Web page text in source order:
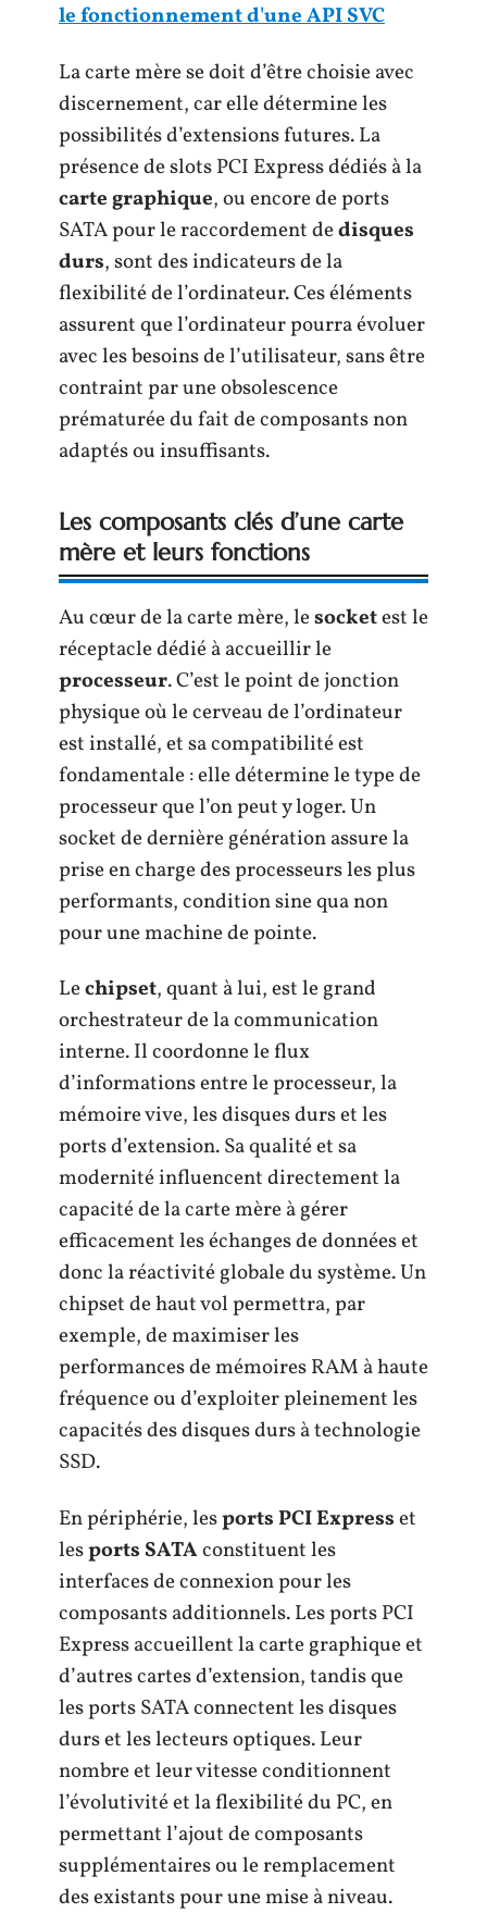
le fonctionnement d'une API SVC
La carte mère se doit d’être choisie avec
discernement, car elle détermine les
possibilités d’extensions futures. La
présence de slots PCI Express dédiés à la
carte graphique, ou encore de ports
SATA pour le raccordement dedisques
durs, sont des indicateurs de la
flexibilité de l’ordinateur. Ces éléments
assurent que l’ordinateur pourra évoluer
avec les besoins de l’utilisateur, sans être
contraint par une obsolescence
prématurée du fait de composants non
adaptés ou insuffisants.
Les composants clés d’une carte
mère et leurs fonctions
Au cœur de la carte mère, lesocketest le
réceptacle dédié à accueillir le
processeur. C’est le point de jonction
physique où le cerveau de l’ordinateur
est installé, et sa compatibilité est
fondamentale : elle détermine le type de
processeur que l’on peut y loger. Un
socket de dernière génération assure la
prise en charge des processeurs les plus
performants, condition sine qua non
pour une machine de pointe.
Lechipset, quant à lui, est le grand
orchestrateur de la communication
interne. Il coordonne le flux
d’informations entre le processeur, la
mémoire vive, les disques durs et les
ports d’extension. Sa qualité et sa
modernité influencent directement la
capacité de la carte mère à gérer
efficacement les échanges de données et
donc la réactivité globale du système. Un
chipset de haut vol permettra, par
exemple, de maximiser les
performances de mémoires RAM à haute
fréquence ou d’exploiter pleinement les
capacités des disques durs à technologie
SSD.
En périphérie, lesports PCI Expresset
lesports SATAconstituent les
interfaces de connexion pour les
composants additionnels. Les ports PCI
Express accueillent la carte graphique et
d’autres cartes d’extension, tandis que
les ports SATA connectent les disques
durs et les lecteurs optiques. Leur
nombre et leur vitesse conditionnent
l’évolutivité et la flexibilité du PC, en
permettant l’ajout de composants
supplémentaires ou le remplacement
des existants pour une mise à niveau.